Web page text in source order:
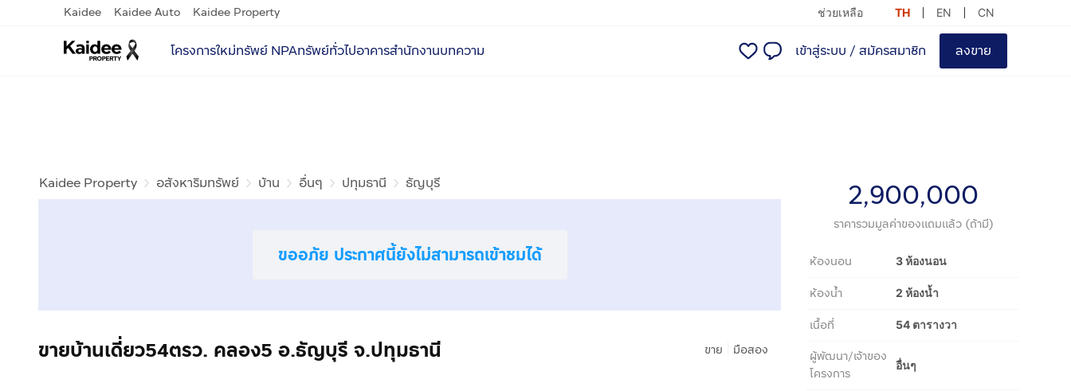
Kaidee Kaidee Auto Kaidee Property ช่วยเหลือ TH EN CN
โครงการใหม่ทรัพย์ NPAทรัพย์ทั่วไปอาคารสำนักงานบทความ เข้าสู่ระบบ / สมัครสมาชิก ลงขาย
Kaidee Property อสังหาริมทรัพย์ บ้าน อื่นๆ ปทุมธานี ธัญบุรี
ขออภัย ประกาศนี้ยังไม่สามารถเข้าชมได้
ขาย มือสอง
ขายบ้านเดี่ยว54ตรว. คลอง5 อ.ธัญบุรี จ.ปทุมธานี
2,900,000
ราคารวมมูลค่าของแถมแล้ว (ถ้ามี)
ห้องนอน 3 ห้องนอน
ห้องน้ำ 2 ห้องน้ำ
เนื้อที่ 54 ตารางวา
ผู้พัฒนา/เจ้าของ
โครงการ
อื่นๆ